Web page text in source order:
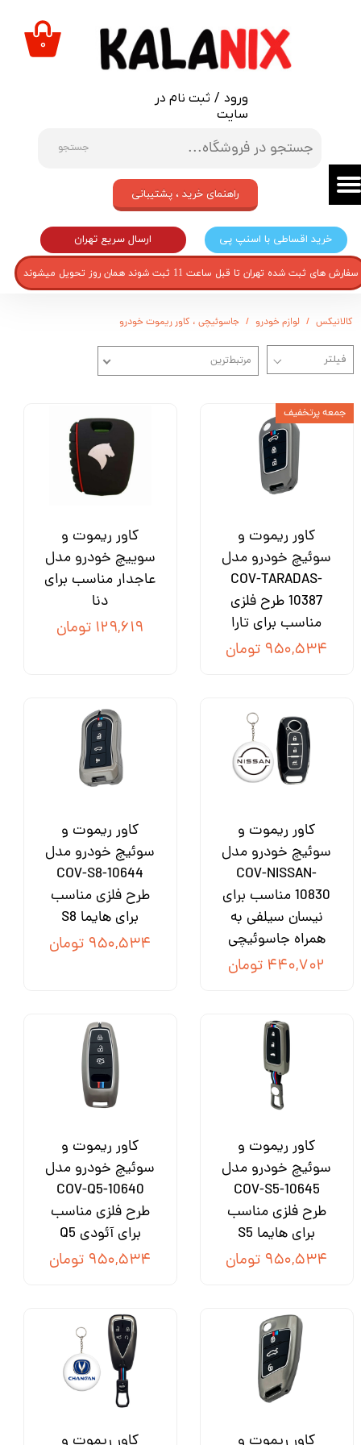
جستجو
ورود / ثبت نام در
سایت
حساب کاربری من
تغییر گذر واژه
خروج از حساب کاربری
۰
خرید اقساطی با اسنپ پی ارسال سریع تهران
راهنمای خرید ، پشتیبانی
سفارش های ثبت شده تهران تا قبل ساعت 11 ثبت شوند همان روز تحویل میشوند
کالانیکس لوازم خودرو جاسوئیچی ، کاور ریموت خودرو
مرتبط‌ترین
کاور ریموت و
سوئیچ خودرو مدل
COV-TARADAS-
10387 طرح فلزی
مناسب برای تارا
۹۵۰,۵۳۴ تومان
جمعه پرتخفیف
کاور ریموت و
سوییچ خودرو مدل
عاجدار مناسب برای
دنا
۱۲۹,۶۱۹ تومان
کاور ریموت و
سوئیچ خودرو مدل
COV-NISSAN-
10830 مناسب برای
نیسان سیلفی به
همراه جاسوئیچی
۴۴۰,۷۰۲ تومان
کاور ریموت و
سوئیچ خودرو مدل
COV-S8-10644
طرح فلزی مناسب
برای هایما S8
۹۵۰,۵۳۴ تومان
کاور ریموت و
سوئیچ خودرو مدل
COV-S5-10645
طرح فلزی مناسب
برای هایما S5
۹۵۰,۵۳۴ تومان
کاور ریموت و
سوئیچ خودرو مدل
COV-Q5-10640
طرح فلزی مناسب
برای آئودی Q5
۹۵۰,۵۳۴ تومان